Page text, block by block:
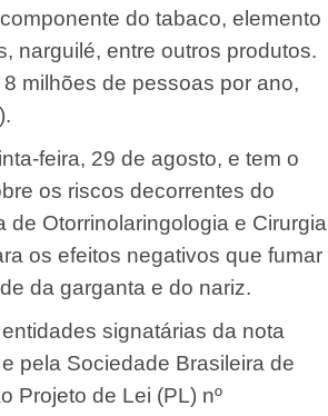
do tabaco, elemento
narguilé, entre outros produtos.
milhões de pessoas por ano,
feira, 29 de agosto, e tem o
os riscos decorrentes do
Otorrinolaringologia e Cirurgia
os efeitos negativos que fumar
da garganta e do nariz.
signatárias da nota
pela Sociedade Brasileira de
Projeto de Lei (PL) nº